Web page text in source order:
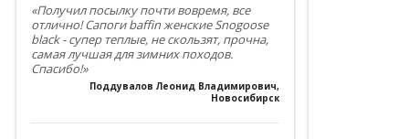
«Получил посылку почти вовремя, все
отлично! Сапоги baffin женские Snogoose
black - супер теплые, не скользят, прочна,
самая лучшая для зимних походов.
Спасибо!»
Поддувалов Леонид Владимирович,
Новосибирск